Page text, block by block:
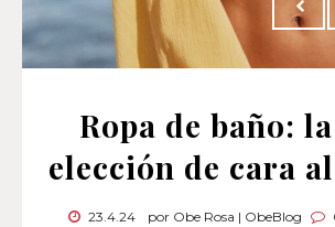
Ropa de baño:
elección de cara
23.4.24 por Obe Rosa | ObeBlog